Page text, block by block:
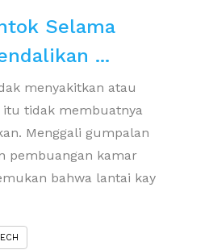
Selama
...
menyakitkan atau
itu tidak membuatnya
Menggali gumpalan
pembuangan kamar
bahwa lantai kay